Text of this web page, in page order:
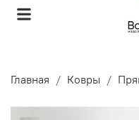
Главная Ковры